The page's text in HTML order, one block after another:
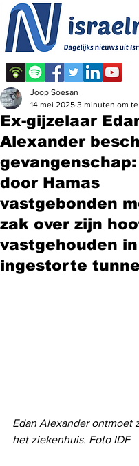
Ex-gijzelaar
Alexander
door Hamas
vastgebonden
zak over zijn
vastgehouden
ingestorte
Joop Soesan
14 mei 2025 3 minuten om
Edan Alexander ontmoet
het ziekenhuis. Foto IDF